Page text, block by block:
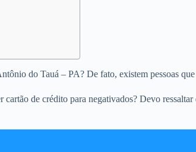
do Tauá – PA? De fato, existem pessoas
de crédito para negativados? Devo